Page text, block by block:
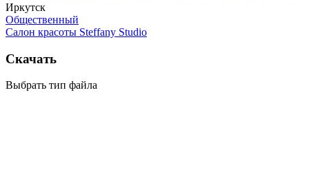
Иркутск
Общественный
Салон красоты Steffany Studio
Скачать
Выбрать тип файла